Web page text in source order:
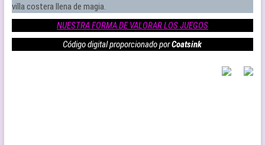
villa costera llena de magia.
NUESTRA FORMA DE VALORAR LOS JUEGOS
Código digital proporcionado porCoatsink